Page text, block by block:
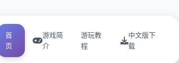
首
页
游戏简
介
游玩教
程
中文版下
载